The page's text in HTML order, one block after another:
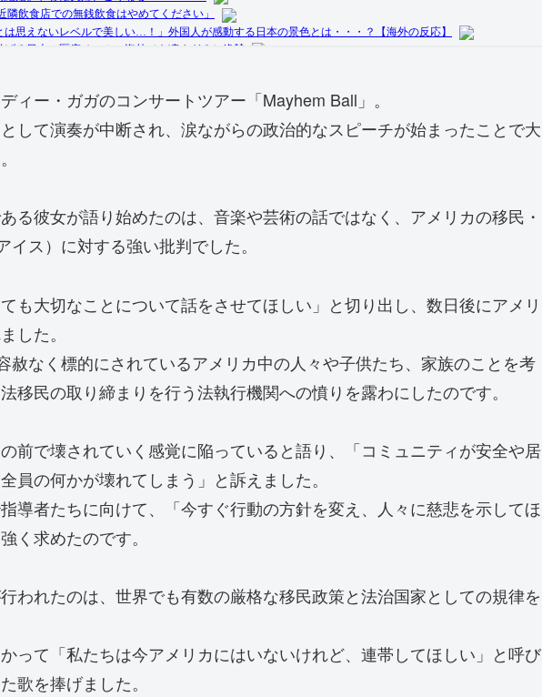
ィー・ガガのコンサートツアー「Mayhem Ball」。
して演奏が中断され、涙ながらの政治的なスピーチが始まったことで大
る彼女が語り始めたのは、音楽や芸術の話ではなく、アメリカの移民・
ス）に対する強い批判でした。
も大切なことについて話をさせてほしい」と切り出し、数日後にアメリ
した。
赦なく標的にされているアメリカ中の人々や子供たち、家族のことを考
移民の取り締まりを行う法執行機関への憤りを露わにしたのです。
前で壊されていく感覚に陥っていると語り、「コミュニティが安全や居
員の何かが壊れてしまう」と訴えました。
導者たちに向けて、「今すぐ行動の方針を変え、人々に慈悲を示してほ
く求めたのです。
われたのは、世界でも有数の厳格な移民政策と法治国家としての規律を
って「私たちは今アメリカにはいないけれど、連帯してほしい」と呼び
歌を捧げました。